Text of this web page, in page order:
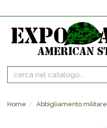
Home Abbigliamento militare